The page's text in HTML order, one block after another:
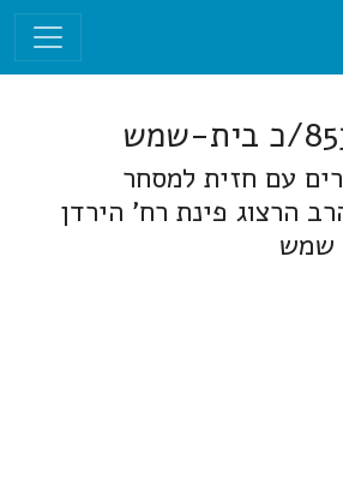
עם חזית למסחר
הרצוג פינת רח' הירדן
שמש